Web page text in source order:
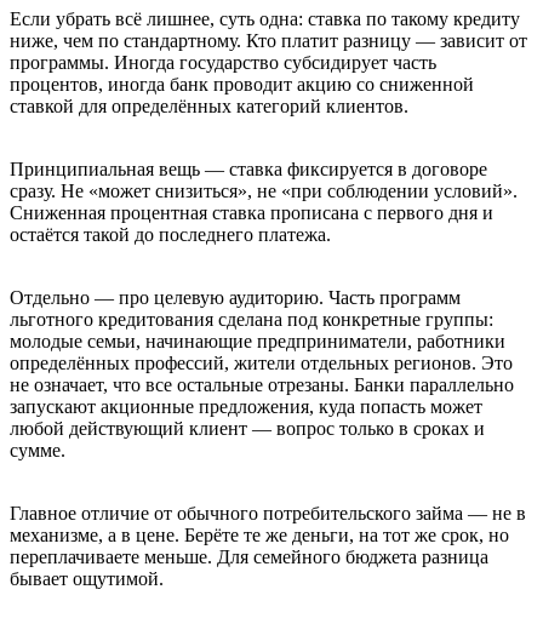
Если убрать всё лишнее, суть одна: ставка по такому кредиту
ниже, чем по стандартному. Кто платит разницу — зависит от
программы. Иногда государство субсидирует часть
процентов, иногда банк проводит акцию со сниженной
ставкой для определённых категорий клиентов.
Принципиальная вещь — ставка фиксируется в договоре
сразу. Не «может снизиться», не «при соблюдении условий».
Сниженная процентная ставка прописана с первого дня и
остаётся такой до последнего платежа.
Отдельно — про целевую аудиторию. Часть программ
льготного кредитования сделана под конкретные группы:
молодые семьи, начинающие предприниматели, работники
определённых профессий, жители отдельных регионов. Это
не означает, что все остальные отрезаны. Банки параллельно
запускают акционные предложения, куда попасть может
любой действующий клиент — вопрос только в сроках и
сумме.
Главное отличие от обычного потребительского займа — не в
механизме, а в цене. Берёте те же деньги, на тот же срок, но
переплачиваете меньше. Для семейного бюджета разница
бывает ощутимой.